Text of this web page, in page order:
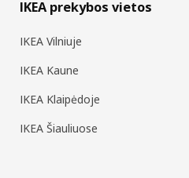
IKEA prekybos vietos
IKEA Vilniuje
IKEA Kaune
IKEA Klaipėdoje
IKEA Šiauliuose